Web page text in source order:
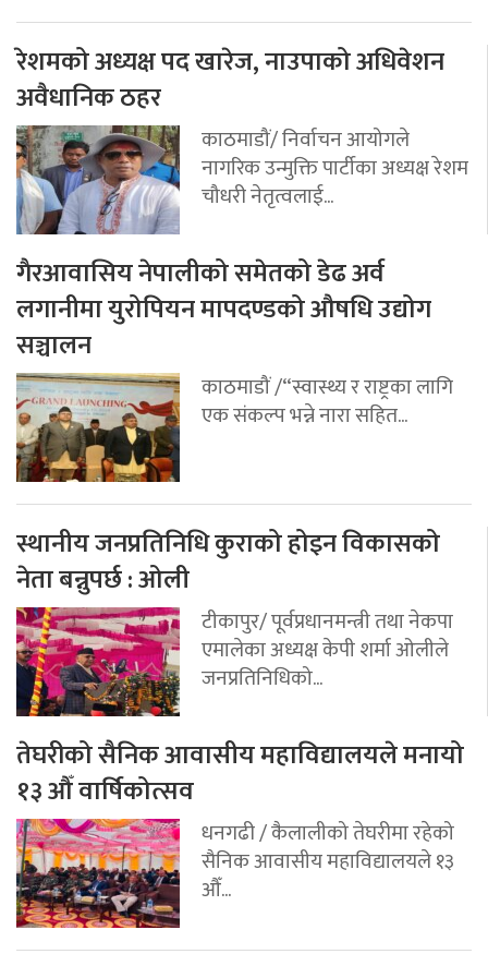
रेशमको अध्यक्ष पद खारेज, नाउपाको अधिवेशन
अवैधानिक ठहर
काठमाडौं/ निर्वाचन आयोगले
नागरिक उन्मुक्ति पार्टीका अध्यक्ष रेशम
चौधरी नेतृत्वलाई...
गैरआवासिय नेपालीको समेतको डेढ अर्व
लगानीमा युरोपियन मापदण्डको औषधि उद्योग
सञ्चालन
काठमाडौं /“स्वास्थ्य र राष्ट्रका लागि
एक संकल्प भन्ने नारा सहित...
स्थानीय जनप्रतिनिधि कुराको होइन विकासको
नेता बन्नुपर्छ : ओली
टीकापुर/ पूर्वप्रधानमन्त्री तथा नेकपा
एमालेका अध्यक्ष केपी शर्मा ओलीले
जनप्रतिनिधिको...
तेघरीको सैनिक आवासीय महाविद्यालयले मनायो
१३ औँ वार्षिकोत्सव
धनगढी / कैलालीको तेघरीमा रहेको
सैनिक आवासीय महाविद्यालयले १३
औँ...